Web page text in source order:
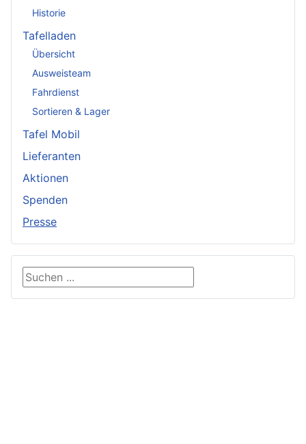
Historie
Tafelladen
Übersicht
Ausweisteam
Fahrdienst
Sortieren & Lager
Tafel Mobil
Lieferanten
Aktionen
Spenden
Presse
Suchen ...